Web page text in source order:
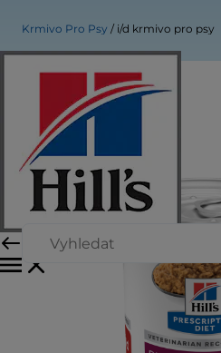
Krmivo Pro Psy i/d krmivo pro psy